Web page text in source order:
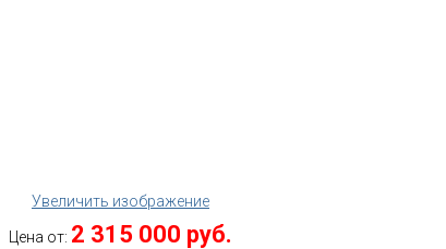
Увеличить изображение
Цена от: 2 315 000 руб.